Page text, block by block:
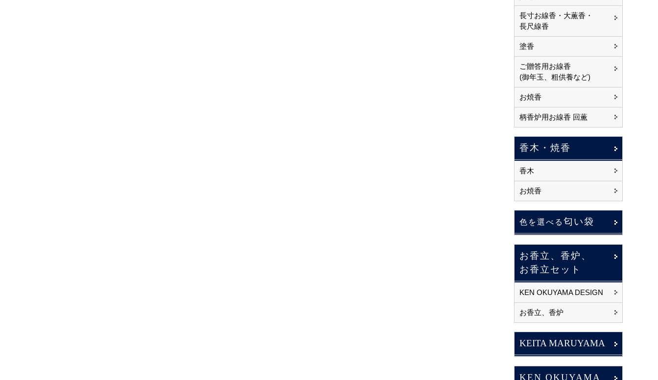
長寸お線香・大薫香・
長尺線香
塗香
ご贈答用お線香
(御年玉、粗供養など)
お焼香
柄香炉用お線香 回薫
香木・焼香
香木
お焼香
色を選べる 匂い袋
お香立、香炉、
お香立セット
KEN OKUYAMA DESIGN
お香立、香炉
KEITA MARUYAMA
KEN OKUYAMA